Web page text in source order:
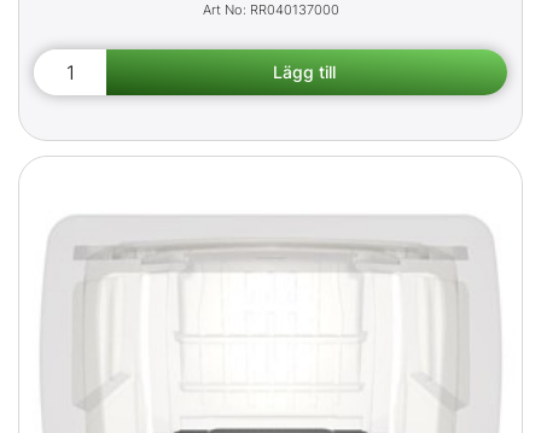
RR040137000